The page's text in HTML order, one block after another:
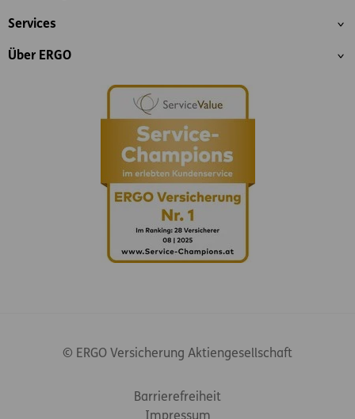
Services
Über ERGO
© ERGO Versicherung Aktiengesellschaft
Barrierefreiheit